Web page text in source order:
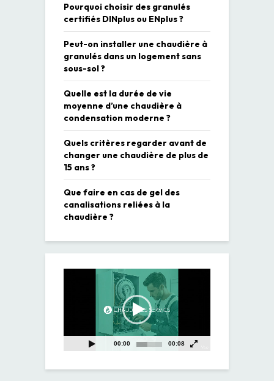
Pourquoi choisir des granulés
certifiés DINplus ou ENplus ?
Peut-on installer une chaudière à
granulés dans un logement sans
sous-sol ?
Quelle est la durée de vie
moyenne d’une chaudière à
condensation moderne ?
Quels critères regarder avant de
changer une chaudière de plus de
15 ans ?
Que faire en cas de gel des
canalisations reliées à la
chaudière ?
00:00 00:08